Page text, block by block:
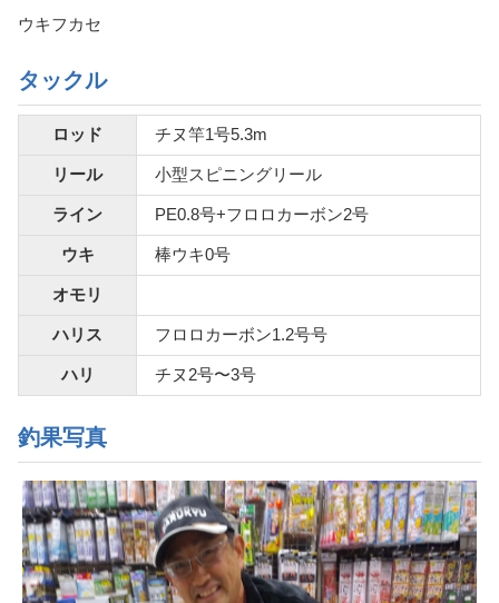
ウキフカセ
タックル
ロッド チヌ竿1号5.3m
リール 小型スピニングリール
ライン PE0.8号+フロロカーボン2号
ウキ 棒ウキ0号
オモリ
ハリス フロロカーボン1.2号号
ハリ チヌ2号〜3号
釣果写真